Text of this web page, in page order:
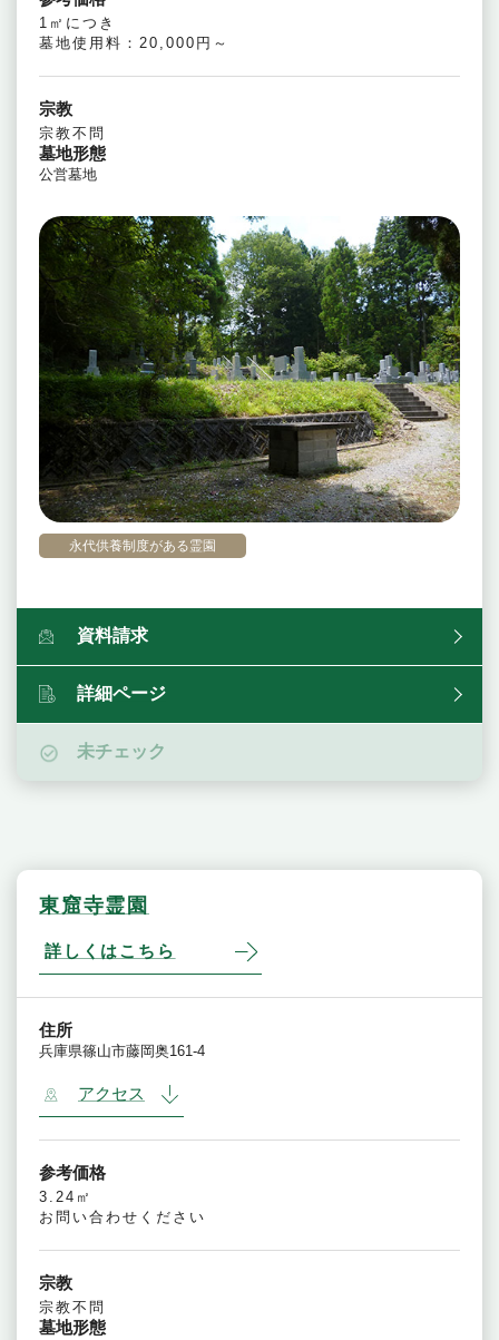
永代供養制度がある霊園
1㎡につき
墓地使用料：20,000円～
宗教
宗教不問
墓地形態
公営墓地
資料請求
詳細ページ
未チェック
東窟寺霊園
詳しくはこちら
住所
兵庫県篠山市藤岡奥161-4
アクセス
参考価格
3.24㎡
お問い合わせください
宗教
宗教不問
墓地形態